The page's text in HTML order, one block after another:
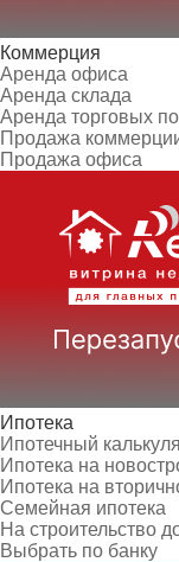
Коммерция
Аренда офиса
Аренда склада
Аренда торговых
Продажа
Продажа офиса
Ипотека
Ипотечный
Ипотека на
Ипотека на
Семейная ипотека
На строительство
Выбрать по банку